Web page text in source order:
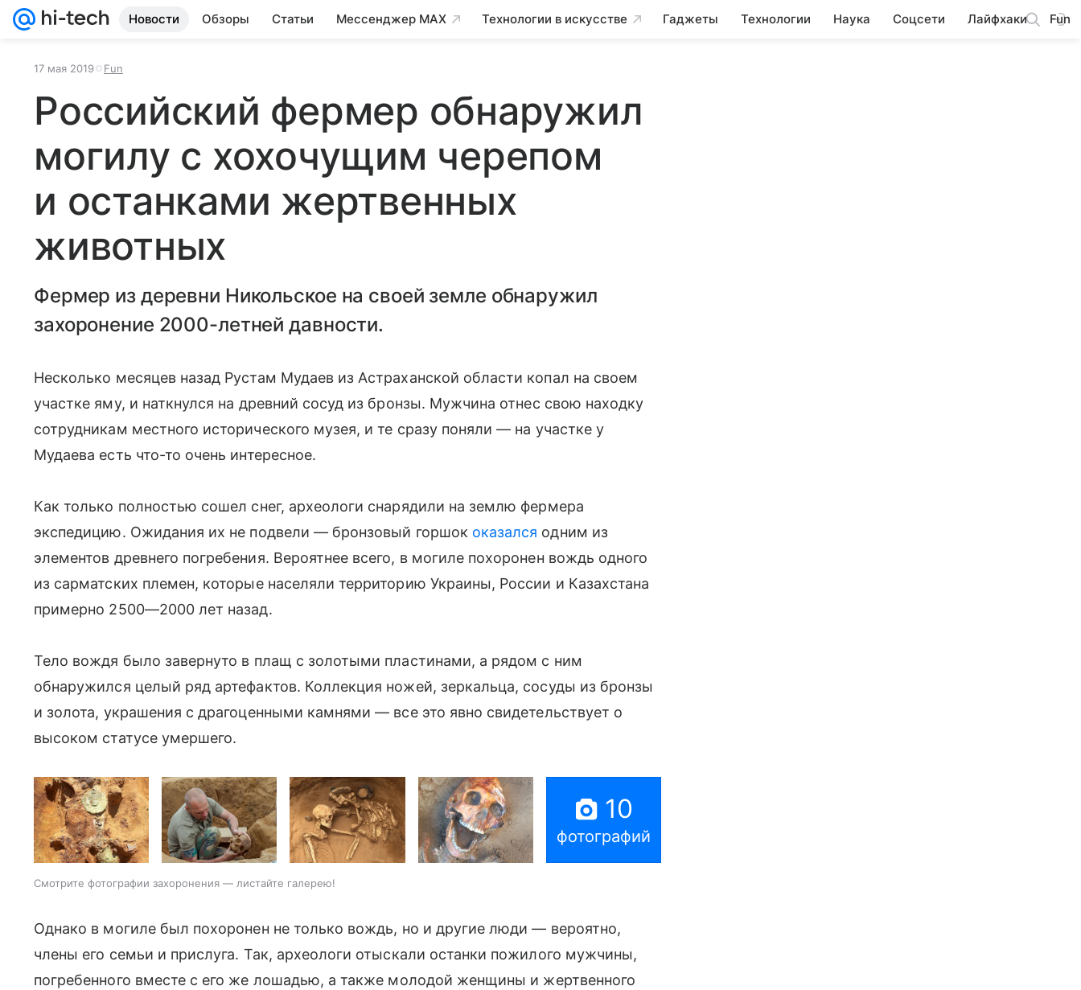
Новости Обзоры Статьи Мессенджер MAX Технологии в искусстве Гаджеты Технологии Наука Соцсети Лайфхаки Fun
17 мая 2019 Fun
Российский фермер обнаружил
могилу с хохочущим черепом
и останками жертвенных
животных
Фермер из деревни Никольское на своей земле обнаружил
захоронение 2000-летней давности.
Несколько месяцев назад Рустам Мудаев из Астраханской области копал на своем
участке яму, и наткнулся на древний сосуд из бронзы. Мужчина отнес свою находку
сотрудникам местного исторического музея, и те сразу поняли — на участке у
Мудаева есть что-то очень интересное.
Как только полностью сошел снег, археологи снарядили на землю фермера
экспедицию. Ожидания их не подвели — бронзовый горшок оказался одним из
элементов древнего погребения. Вероятнее всего, в могиле похоронен вождь одного
из сарматских племен, которые населяли территорию Украины, России и Казахстана
примерно 2500—2000 лет назад.
Тело вождя было завернуто в плащ с золотыми пластинами, а рядом с ним
обнаружился целый ряд артефактов. Коллекция ножей, зеркальца, сосуды из бронзы
и золота, украшения с драгоценными камнями — все это явно свидетельствует о
высоком статусе умершего.
10
фотографий
Смотрите фотографии захоронения — листайте галерею!
Однако в могиле был похоронен не только вождь, но и другие люди — вероятно,
члены его семьи и прислуга. Так, археологи отыскали останки пожилого мужчины,
погребенного вместе с его же лошадью, а также молодой женщины и жертвенного